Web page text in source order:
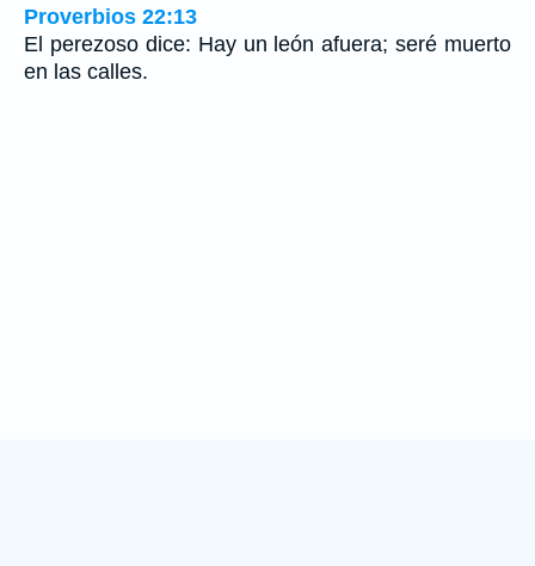
Proverbios 22:13
El perezoso dice: Hay un león afuera; seré muerto
en las calles.